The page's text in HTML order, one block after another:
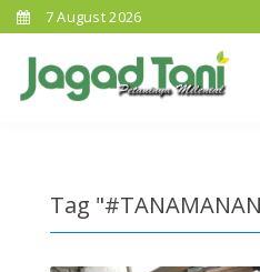
7 August 2026
Tag